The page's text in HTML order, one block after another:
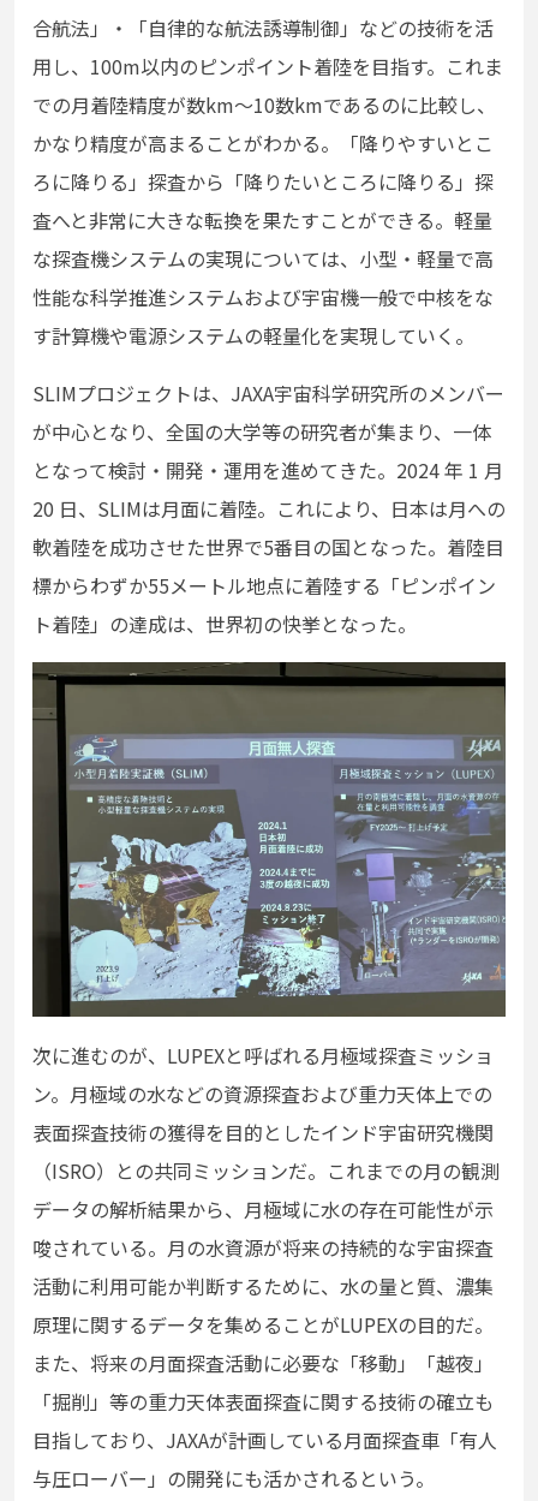
合航法」・「自律的な航法誘導制御」などの技術を活
用し、100m以内のピンポイント着陸を目指す。これま
での月着陸精度が数km～10数kmであるのに比較し、
かなり精度が高まることがわかる。「降りやすいとこ
ろに降りる」探査から「降りたいところに降りる」探
査へと非常に大きな転換を果たすことができる。軽量
な探査機システムの実現については、小型・軽量で高
性能な科学推進システムおよび宇宙機一般で中核をな
す計算機や電源システムの軽量化を実現していく。
SLIMプロジェクトは、JAXA宇宙科学研究所のメンバー
が中心となり、全国の大学等の研究者が集まり、一体
となって検討・開発・運用を進めてきた。2024 年 1 月
20 日、SLIMは月面に着陸。これにより、日本は月への
軟着陸を成功させた世界で5番目の国となった。着陸目
標からわずか55メートル地点に着陸する「ピンポイン
ト着陸」の達成は、世界初の快挙となった。
次に進むのが、LUPEXと呼ばれる月極域探査ミッショ
ン。月極域の水などの資源探査および重力天体上での
表面探査技術の獲得を目的としたインド宇宙研究機関
（ISRO）との共同ミッションだ。これまでの月の観測
データの解析結果から、月極域に水の存在可能性が示
唆されている。月の水資源が将来の持続的な宇宙探査
活動に利用可能か判断するために、水の量と質、濃集
原理に関するデータを集めることがLUPEXの目的だ。
また、将来の月面探査活動に必要な「移動」「越夜」
「掘削」等の重力天体表面探査に関する技術の確立も
目指しており、JAXAが計画している月面探査車「有人
与圧ローバー」の開発にも活かされるという。